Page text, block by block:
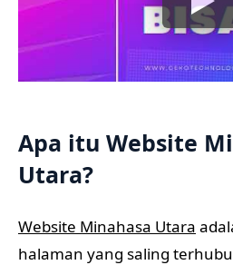
Apa itu Website
Utara?
Website Minahasa Utara
halaman yang saling